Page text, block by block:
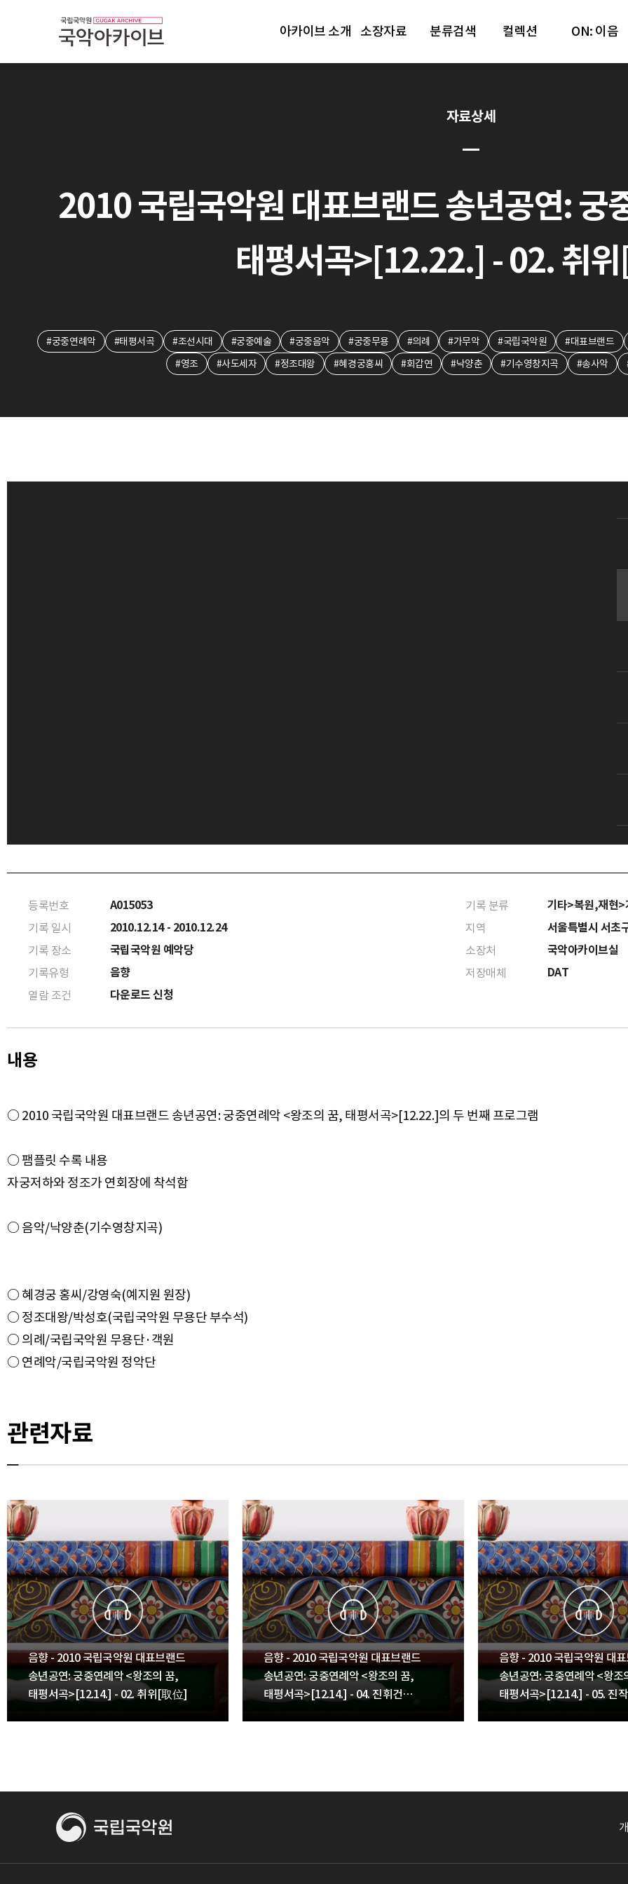
아카이브 소개 소장자료 분류검색 컬렉션 ON: 이음
자료상세
2010 국립국악원 대표브랜드 송년공연: 궁
태평서곡>[12.22.] - 02. 취
#궁중연례악 #태평서곡 #조선시대 #궁중예술 #궁중음악 #궁중무용 #의례 #가무악 #국립국악원 #대표브랜드
#영조
#사도세자 #정조대왕 #혜경궁홍씨 #회갑연 #낙양춘 #기수영창지곡 #송사악
등록번호 A015053 기록 분류 기타>복원,재현>
기록 일시 2010.12.14 - 2010.12.24 지역 서울특별시 서초
기록 장소 국립국악원 예악당 소장처 국악아카이브실
기록유형 음향 저장매체 DAT
열람 조건 다운로드 신청
내용
○ 2010 국립국악원 대표브랜드 송년공연: 궁중연례악 <왕조의 꿈, 태평서곡>[12.22.]의 두 번째 프로그램
○ 팸플릿 수록 내용
자궁저하와 정조가 연회장에 착석함
○ 혜경궁 홍씨/강영숙(예지원 원장)
○ 정조대왕/박성호(국립국악원 무용단 부수석)
○ 의례/국립국악원 무용단·객원
관련자료
음향 - 2010 국립국악원 대표브랜드
송년공연: 궁중연례악 <왕조의 꿈,
태평서곡>[12.14.] - 02. 취위[取位]
음향 - 2010 국립국악원 대표브랜드
송년공연: 궁중연례악 <왕조의 꿈,
태평서곡>[12.14.] - 04. 진휘건
음향 - 2010 국립국악원 대
송년공연: 궁중연례악 <왕조
태평서곡>[12.14.] - 05. 진